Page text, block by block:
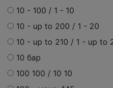
10 - 100 / 1 - 10
10 - up to 200 / 1 - 20
10 - up to 210 / 1 - up to
10 бар
100 100 / 10 10